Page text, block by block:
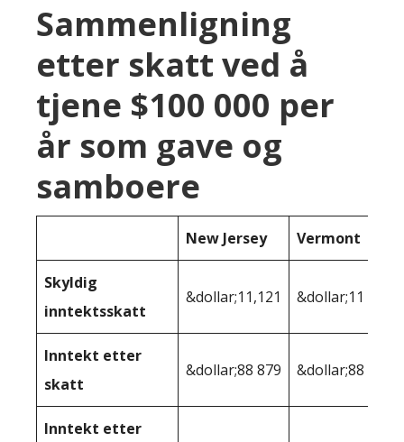
Sammenligning
etter skatt ved å
tjene $100 000 per
år som gave og
samboere
New Jersey Vermont
Skyldig
inntektsskatt
&dollar;11,121 &dollar;11 445
Inntekt etter
skatt
&dollar;88 879 &dollar;88 555
Inntekt etter